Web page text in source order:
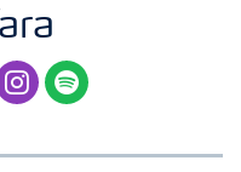
spotify